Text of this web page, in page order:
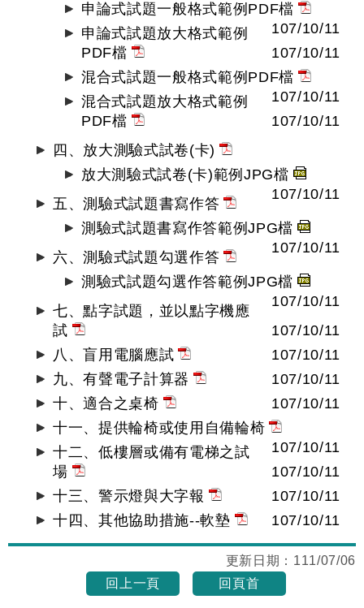
申論式試題一般格式範例PDF檔
107/10/11
申論式試題放大格式範例
PDF檔
107/10/11
混合式試題一般格式範例PDF檔
107/10/11
混合式試題放大格式範例
PDF檔
107/10/11
四、放大測驗式試卷(卡)
放大測驗式試卷(卡)範例JPG檔
107/10/11
五、測驗式試題書寫作答
測驗式試題書寫作答範例JPG檔
107/10/11
六、測驗式試題勾選作答
測驗式試題勾選作答範例JPG檔
107/10/11
七、點字試題，並以點字機應
試
107/10/11
八、盲用電腦應試
107/10/11
九、有聲電子計算器
107/10/11
十、適合之桌椅
107/10/11
十一、提供輪椅或使用自備輪椅
107/10/11
十二、低樓層或備有電梯之試
場
107/10/11
十三、警示燈與大字報
107/10/11
十四、其他協助措施--軟墊
107/10/11
更新日期： 111/07/06
回上一頁
回頁首